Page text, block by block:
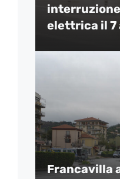
elettrica il 7
Francavilla